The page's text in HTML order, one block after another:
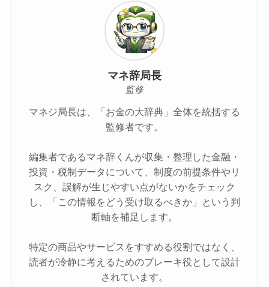
マネ辞局長
監修
マネジ局長は、「お金の大辞典」全体を統括する
監修者です。
編集者であるマネ辞くんが収集・整理した金融・
投資・税制データについて、制度の前提条件やリ
スク、誤解が生じやすい点がないかをチェック
し、「この情報をどう受け取るべきか」という判
断軸を補足します。
特定の商品やサービスをすすめる役割ではなく、
読者が冷静に考えるためのブレーキ役として設計
されています。